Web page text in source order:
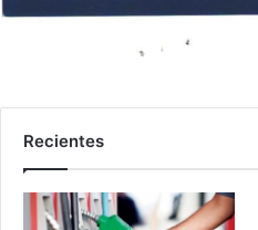
Recientes